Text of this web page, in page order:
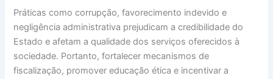
Práticas como corrupção, favorecimento indevido e
negligência administrativa prejudicam a credibilidade do
Estado e afetam a qualidade dos serviços oferecidos à
sociedade. Portanto, fortalecer mecanismos de
fiscalização, promover educação ética e incentivar a